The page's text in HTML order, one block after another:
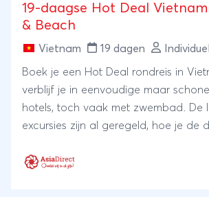
19-daagse Hot Deal
& Beach
Vietnam 19 dagen
Boek je een Hot Deal rondreis in
verblijf je in eenvoudige maar
hotels, toch vaak met zwembad. De
excursies zijn al geregeld, hoe je de
weekse individuele rondreis Vietnam.